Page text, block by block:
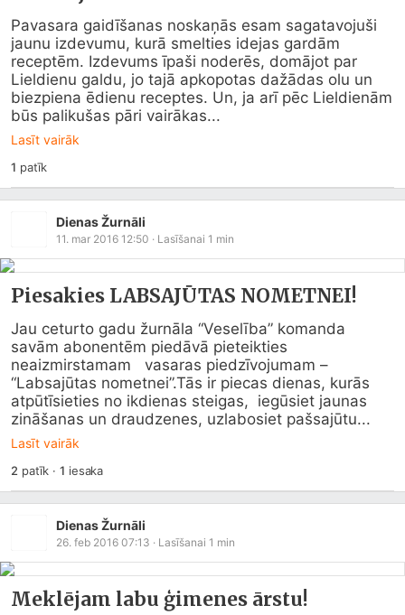
Pavasara gaidīšanas noskaņās esam sagatavojuši
jaunu izdevumu, kurā smelties idejas gardām
receptēm. Izdevums īpaši noderēs, domājot par
Lieldienu galdu, jo tajā apkopotas dažādas olu un
biezpiena ēdienu receptes. Un, ja arī pēc Lieldienām
būs palikušas pāri vairākas...
Lasīt vairāk
1 patīk
Dienas Žurnāli
11. mar 2016 12:50 · Lasīšanai 1 min
Piesakies LABSAJŪTAS NOMETNEI!
Jau ceturto gadu žurnāla “Veselība” komanda
savām abonentēm piedāvā pieteikties
neaizmirstamam   vasaras piedzīvojumam –
“Labsajūtas nometnei”.Tās ir piecas dienas, kurās
atpūtīsieties no ikdienas steigas,  iegūsiet jaunas
zināšanas un draudzenes, uzlabosiet pašsajūtu...
Lasīt vairāk
2 patīk ·1 iesaka
Dienas Žurnāli
26. feb 2016 07:13 · Lasīšanai 1 min
Meklējam labu ģimenes ārstu!